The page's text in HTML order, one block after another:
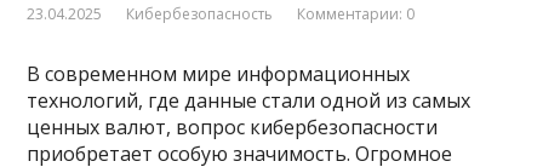
23.04.2025 Кибербезопасность Комментарии: 0
В современном мире информационных
технологий, где данные стали одной из самых
ценных валют, вопрос кибербезопасности
приобретает особую значимость. Огромное